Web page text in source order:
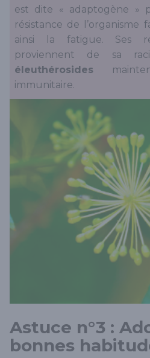
est dite « adaptogène »
résistance de l’organisme
ainsi la fatigue. Ses
proviennent de sa
éleuthérosides
immunitaire.
Astuce n°3 :
bonnes